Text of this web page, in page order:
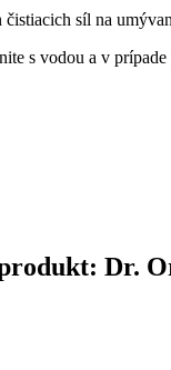
síl na
s vodou a v
Dr.